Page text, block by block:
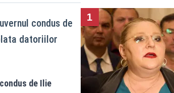
condus de
datoriilor
de Ilie
1